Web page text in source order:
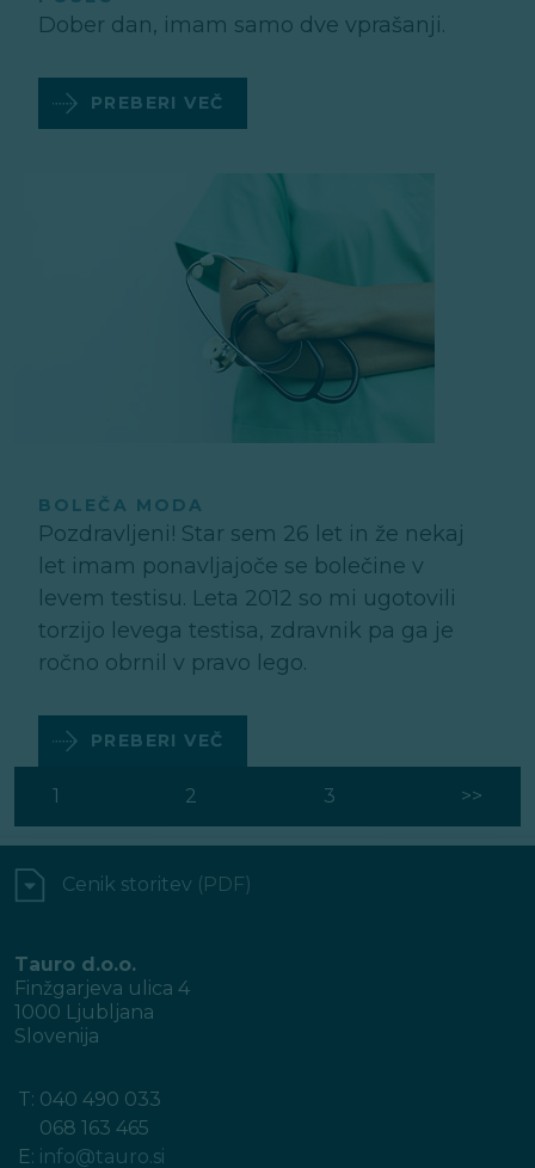
Dober dan, imam samo dve vprašanji.
PREBERI VEČ
BOLEČA MODA
Pozdravljeni! Star sem 26 let in že nekaj
let imam ponavljajoče se bolečine v
levem testisu. Leta 2012 so mi ugotovili
torzijo levega testisa, zdravnik pa ga je
ročno obrnil v pravo lego.
PREBERI VEČ
Posts
pagination
1 2 3 >>
Cenik storitev (PDF)
Tauro d.o.o.
Finžgarjeva ulica 4
1000 Ljubljana
Slovenija
T: 040 490 033
068 163 465
E: info@tauro.si